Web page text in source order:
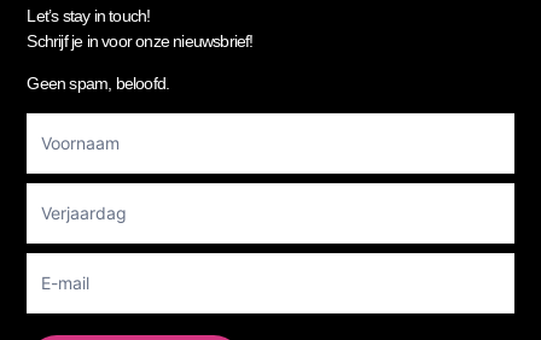
Let’s stay in touch!
Schrijf je in voor onze nieuwsbrief!
Geen spam, beloofd.
Newsletter